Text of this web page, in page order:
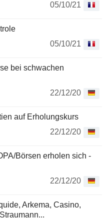
05/10/21
05/10/21
bei schwachen
22/12/20
auf Erholungskurs
22/12/20
Börsen erholen sich -
22/12/20
Arkema, Casino,